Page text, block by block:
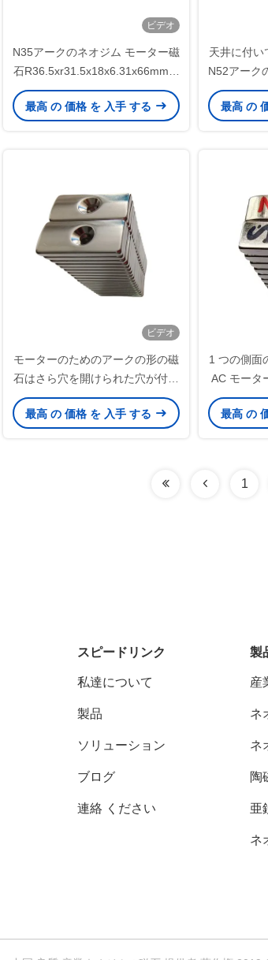
ビデオ
N35アークのネオジム モーター磁
石R36.5xr31.5x18x6.31x66mmの
長い長さ
最高 の 価格 を 入手 する
天井に付い
N52アーク
石
最高 の
ビデオ
モーターのためのアークの形の磁
石はさら穴を開けられた穴が付い
ているサイズの高温ネオジムをカ
スタマイズした
最高 の 価格 を 入手 する
1 つの側面
AC モータ
る N52 ア
最高 の
1
スピードリンク
私達について
製品
ソリューション
ブログ
連絡 ください
製
産
ネ
ネ
陶
亜
ネ